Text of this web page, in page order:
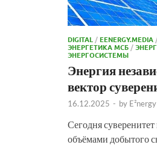
DIGITAL /EENERGY.MEDIA
ЭНЕРГЕТИКА МСБ /
ЭНЕРГОСИСТЕМЫ
Энергия
вектор
16.12.2025 - by E²nergy
Сегодня суверенитет
объёмами добытого